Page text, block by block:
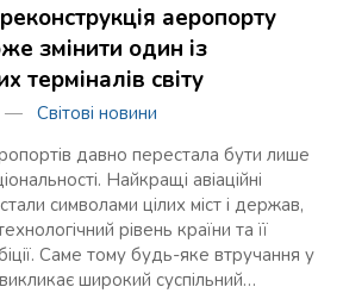
аеропорту
змінити один із
терміналів світу
— Світові новини
давно перестала бути лише
Найкращі авіаційні
символами цілих міст і держав,
рівень країни та її
Саме тому будь-яке втручання у
широкий суспільний…